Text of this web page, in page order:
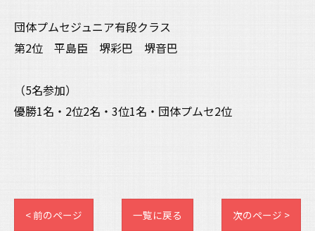
団体プムセジュニア有段クラス
第2位 平島臣 堺彩巴 堺音巴
（5名参加）
優勝1名・2位2名・3位1名・団体プムセ2位
< 前のページ 一覧に戻る 次のページ >